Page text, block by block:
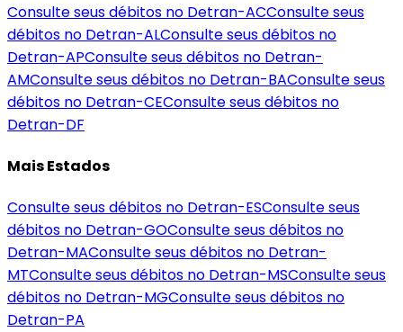
Consulte seus débitos no Detran-ACConsulte seus
débitos no Detran-ALConsulte seus débitos no
Detran-APConsulte seus débitos no Detran-
AMConsulte seus débitos no Detran-BAConsulte seus
débitos no Detran-CEConsulte seus débitos no
Detran-DF
Mais Estados
Consulte seus débitos no Detran-ESConsulte seus
débitos no Detran-GOConsulte seus débitos no
Detran-MAConsulte seus débitos no Detran-
MTConsulte seus débitos no Detran-MSConsulte seus
débitos no Detran-MGConsulte seus débitos no
Detran-PA